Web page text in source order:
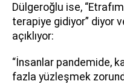
Dülgeroğlu ise,
terapiye gidiyor” diyor
açıklıyor:
“İnsanlar pandemide,
fazla yüzleşmek